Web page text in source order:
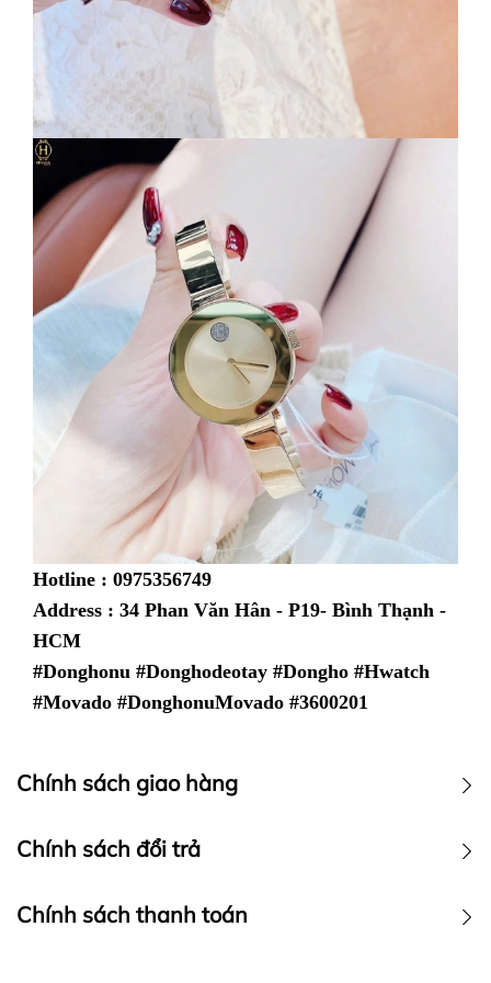
Hotline : 0975356749
Address : 34 Phan Văn Hân - P19- Bình Thạnh -
HCM
#Donghonu #Donghodeotay #Dongho #Hwatch
#Movado #DonghonuMovado #3600201
Chính sách giao hàng
Chính sách vận chuyển
Chính sách đổi trả
Chính sách thanh toán